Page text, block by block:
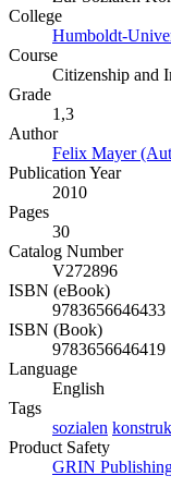
College
Humboldt-
Course
Citizenship and
Grade
1,3
Author
Felix Mayer
Publication Year
2010
Pages
30
Catalog Number
V272896
ISBN (eBook)
9783656646433
ISBN (Book)
9783656646419
Language
English
Tags
sozialen
Product Safety
GRIN